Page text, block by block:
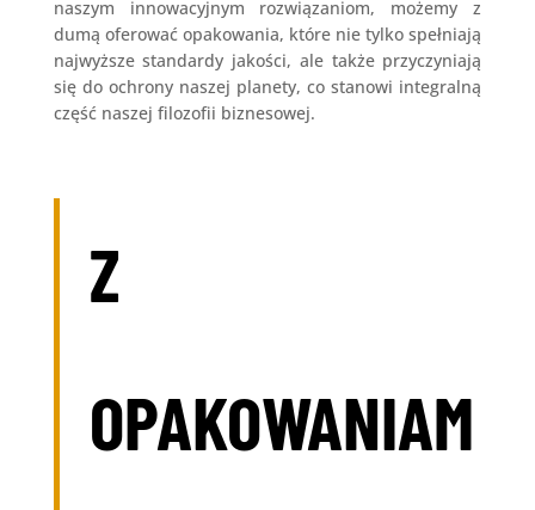
naszym innowacyjnym rozwiązaniom, możemy z
dumą oferować opakowania, które nie tylko spełniają
najwyższe standardy jakości, ale także przyczyniają
się do ochrony naszej planety, co stanowi integralną
część naszej filozofii biznesowej.
Z
OPAKOWANIAM